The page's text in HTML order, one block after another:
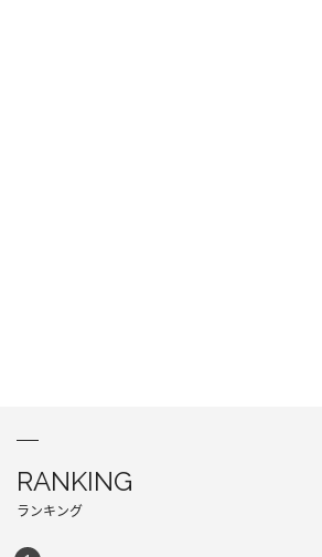
RANKING
ランキング